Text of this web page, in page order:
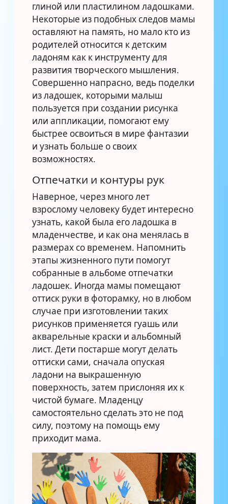
глиной или пластилином ладошками.
Некоторые из подобных следов мамы
оставляют на память, но мало кто из
родителей относится к детским
ладоням как к инструменту для
развития творческого мышления.
Совершенно напрасно, ведь поделки
из ладошек, которыми малыш
пользуется при создании рисунка
или аппликации, помогают ему
быстрее освоиться в мире фантазии
и узнать больше о своих
возможностях.
Отпечатки и контуры рук
Наверное, через много лет
взрослому человеку будет интересно
узнать, какой была его ладошка в
младенчестве, и как она менялась в
размерах со временем. Напомнить
этапы жизненного пути помогут
собранные в альбоме отпечатки
ладошек. Иногда мамы помещают
оттиск руки в фоторамку, но в любом
случае при изготовлении таких
рисунков применяется гуашь или
акварельные краски и альбомный
лист. Дети постарше могут делать
оттиски сами, сначала опуская
ладони на выкрашенную
поверхность, затем прислоняя их к
чистой бумаге. Младенцу
самостоятельно сделать это не под
силу, поэтому на помощь ему
приходит мама.